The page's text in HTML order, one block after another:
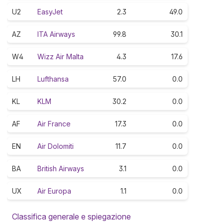
U2 EasyJet 2.3 49.0
AZ ITA Airways 99.8 30.1
W4 Wizz Air Malta 4.3 17.6
LH Lufthansa 57.0 0.0
KL KLM 30.2 0.0
AF Air France 17.3 0.0
EN Air Dolomiti 11.7 0.0
BA British Airways 3.1 0.0
UX Air Europa 1.1 0.0
Classifica generale e spiegazione